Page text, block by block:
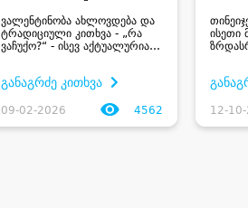
ვალენტინობა ახლოვდება და
ტრადიციული კითხვა - „რა
ვაჩუქო?“ - ისევ აქტუალურია.
ჩვენს საყვარელ ადამიანს,
მარტივია, თუ გერი ჩაპმანის
განაგრძე კითხვა
09-02-2026 4562
ისეთი
12-10-